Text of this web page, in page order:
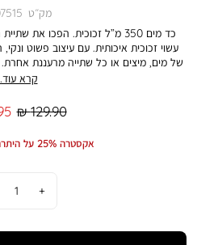
מק״ט
עשוי זכוכית איכותית. עם עיצוב פשוט
של מים, מיצים או כל שתייה מרעננת
עמו אלגנטיות לכל שולחן או שולחן
או לאירוח. הכד הזה יוסיף טאץ’ של
במציאות עשוי להיות
קרא
₪
מחיר
129.90 ₪
אקסטרה 25% על היתרה! מתעדכן בסל